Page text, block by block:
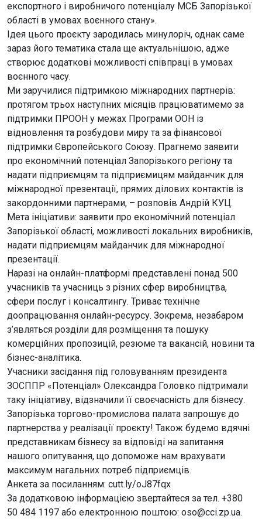
експортного і виробничого потенціалу МСБ Запорізької
області в умовах воєнного стану».
Ідея цього проєкту зародилась минулоріч, однак саме
зараз його тематика стала ще актуальнішою, адже
створює додаткові можливості співпраці в умовах
воєнного часу.
Ми заручилися підтримкою міжнародних партнерів:
протягом трьох наступних місяців працюватимемо за
підтримки ПРООН у межах Програми ООН із
відновлення та розбудови миру та за фінансової
підтримки Європейського Союзу. Прагнемо заявити
про економічний потенціал Запорізького регіону та
надати підприємцям та підприємицям майданчик для
міжнародної презентації, прямих ділових контактів із
закордонними партнерами, – розповів Андрій КУЦ.
Мета ініціативи: заявити про економічний потенціал
Запорізької області, можливості локальних виробників,
надати підприємцям майданчик для міжнародної
презентації.
Наразі на онлайн-платформі представлені понад 500
учасників та учасниць з різних сфер виробництва,
сфери послуг і консалтингу. Триває технічне
доопрацювання онлайн-ресурсу. Зокрема, незабаром
з’являться розділи для розміщення та пошуку
комерційних пропозицій, резюме та вакансій, новини та
бізнес-аналітика.
Учасники засідання під головуванням президента
ЗОСППР «Потенціал» Олександра Головко підтримали
таку ініціативу, відзначили її своєчасність для бізнесу.
Запорізька торгово-промислова палата запрошує до
партнерства у реалізації проєкту! Також будемо вдячні
представникам бізнесу за відповіді на запитання
нашого опитування, що допоможе нам врахувати
максимум нагальних потреб підприємців.
Анкета за посиланням: cutt.ly/oJ87fqx
За додатковою інформацією звертайтеся за тел. +380
50 484 1197 або електронною поштою: oso@cci.zp.ua.